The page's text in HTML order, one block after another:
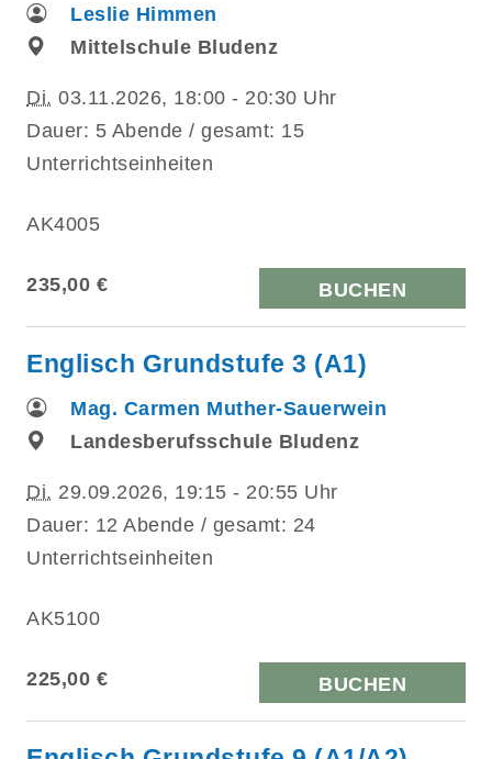
Leslie Himmen
Mittelschule Bludenz
Di. 03.11.2026, 18:00 - 20:30 Uhr
Dauer: 5 Abende / gesamt: 15
Unterrichtseinheiten
AK4005
235,00 € BUCHEN
Englisch Grundstufe 3 (A1)
Mag. Carmen Muther-Sauerwein
Landesberufsschule Bludenz
Di. 29.09.2026, 19:15 - 20:55 Uhr
Dauer: 12 Abende / gesamt: 24
Unterrichtseinheiten
AK5100
225,00 € BUCHEN